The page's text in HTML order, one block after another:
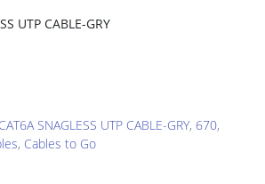
UTP CABLE-GRY
SNAGLESS UTP CABLE-GRY, 670,
, Cables to Go